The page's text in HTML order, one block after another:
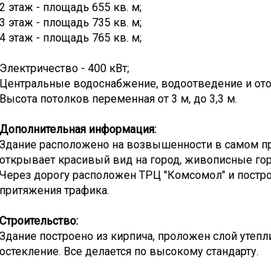
2 этаж - площадь 655 кв. м;
3 этаж - площадь 735 кв. м;
4 этаж - площадь 765 кв. м;
Электричество - 400 кВт;
Центральные водоснабжение, водоотведение и
Высота потолков переменная от 3 м, до 3,3 м.
Дополнительная информация:
Здание расположено на возвышенности в самом
открывает красивый вид на город, живописные
Через дорогу расположен ТРЦ "Комсомол" и
притяжения трафика.
Строительство:
Здание построено из кирпича, проложен слой
остекление. Все делается по высокому стандарту.